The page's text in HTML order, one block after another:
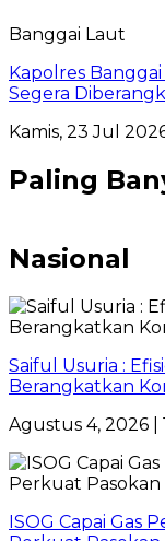
Banggai Laut
Kapolres
Segera
Kamis, 23 Jul
Paling
Nasional
Saiful Usuria :
Berangkatkan
Agustus 4, 2026 |
ISOG Capai Gas